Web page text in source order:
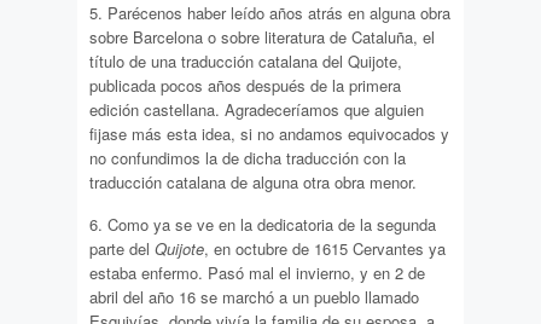
5. Parécenos haber leído años atrás en alguna obra
sobre Barcelona o sobre literatura de Cataluña, el
título de una traducción catalana del Quijote,
publicada pocos años después de la primera
edición castellana. Agradeceríamos que alguien
fijase más esta idea, si no andamos equivocados y
no confundimos la de dicha traducción con la
traducción catalana de alguna otra obra menor.
6. Como ya se ve en la dedicatoria de la segunda
parte del Quijote, en octubre de 1615 Cervantes ya
estaba enfermo. Pasó mal el invierno, y en 2 de
abril del año 16 se marchó a un pueblo llamado